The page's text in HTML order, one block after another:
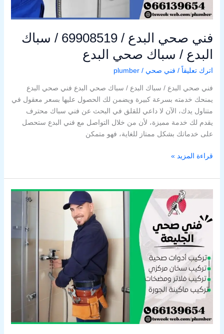
فني صحي البدع / 69908519 / سباك
البدع / سباك صحي البدع
اترك تعليقاً / فني صحي /
plumber
فني صحي البدع / سباك البدع / سباك صحي البدع فني صحي البدع
يمنحك خدمته بسرعة كبيرة ويضمن لك الحصول عليها بسعر معقول في
متناول يدك، الآن لا داعي للقلق في البحث عن فني سباك محترف
يقدم لك خدمة مميزة، لأن من خلال التواصل مع فني البدع ستحصل
على خدماتك بشكل ممتاز للغاية، فهو متمكن
صحي
البدع
قراءة المزيد »
الجليعة
69908519
/
سباك
الجليعة
سباك
صحي
الجليعة